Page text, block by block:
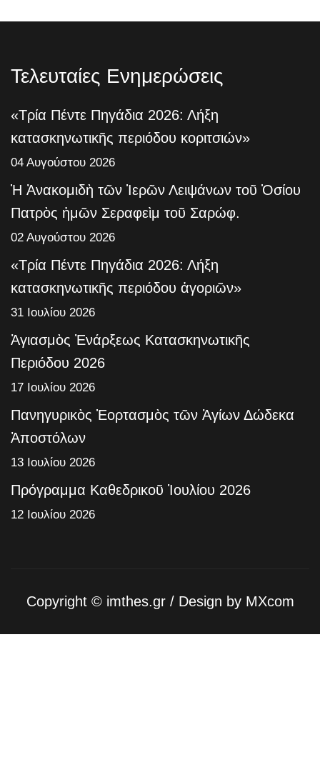
Τελευταίες Ενημερώσεις
«Τρία Πέντε Πηγάδια 2026: Λήξη
κατασκηνωτικῆς περιόδου κοριτσιών»
04 Αυγούστου 2026
Ἡ Ἀνακομιδὴ τῶν Ἱερῶν Λειψάνων τοῦ Ὁσίου
Πατρὸς ἡμῶν Σεραφεὶμ τοῦ Σαρώφ.
02 Αυγούστου 2026
«Τρία Πέντε Πηγάδια 2026: Λήξη
κατασκηνωτικῆς περιόδου ἀγοριῶν»
31 Ιουλίου 2026
Ἁγιασμὸς Ἐνάρξεως Κατασκηνωτικῆς
Περιόδου 2026
17 Ιουλίου 2026
Πανηγυρικὸς Ἑορτασμὸς τῶν Ἁγίων Δώδεκα
Ἀποστόλων
13 Ιουλίου 2026
Πρόγραμμα Καθεδρικοῦ Ἰουλίου 2026
12 Ιουλίου 2026
Copyright © imthes.gr/ Design by MXcom